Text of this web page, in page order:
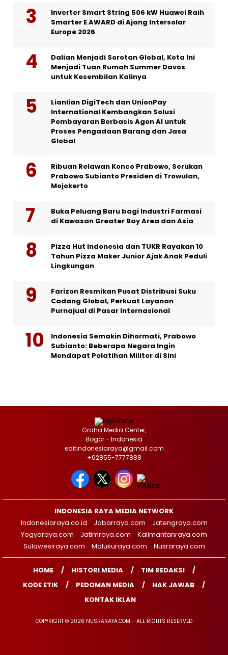
Inverter Smart String 506 kW Huawei Raih
Smarter E AWARD di Ajang Intersolar
Europe 2026
Dalian Menjadi Sorotan Global, Kota Ini
Menjadi Tuan Rumah Summer Davos
untuk Kesembilan Kalinya
Lianlian DigiTech dan UnionPay
International Kembangkan Solusi
Pembayaran Berbasis Agen AI untuk
Proses Pengadaan Barang dan Jasa
Global
Ribuan Relawan Konco Prabowo, Serukan
Prabowo Subianto Presiden di Trowulan,
Mojokerto
Buka Peluang Baru bagi Industri Farmasi
di Kawasan Greater Bay Area dan Asia
Pizza Hut Indonesia dan TUKR Rayakan 10
Tahun Pizza Maker Junior Ajak Anak Peduli
Lingkungan
Farizon Resmikan Pusat Distribusi Suku
Cadang Global, Perkuat Layanan
Purnajual di Pasar Internasional
Indonesia Semakin Dihormati, Prabowo
Subianto: Beberapa Negara Ingin
Mendapat Pelatihan Militer di Sini
Graha Media Center,
Bogor - Indonesia
editindonesiaraya@gmail.com
+62855-7777888
INDONESIA RAYA MEDIA NETWORK
Indonesiaraya.co.id
Jabarraya.com
Jatengraya.com
Yogyaraya.com
Jatimraya.com
Kalimantanraya.com
Sulawesiraya.com
Malukuraya.com Nusraraya.com
HOME HISTORI MEDIA
TIM REDAKSI
KODE ETIK
PEDOMAN MEDIA
HAK JAWAB
KONTAK IKLAN
COPYRIGHT © 2026 NUSRARAYA.COM - ALL RIGHTS RESERVED